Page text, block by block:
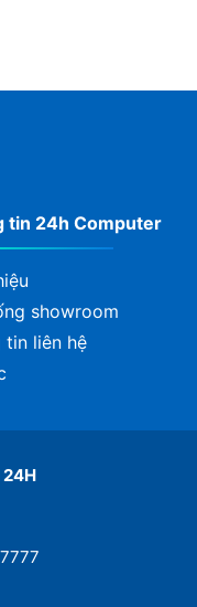
tin 24h Computer
showroom
tin liên hệ
24H